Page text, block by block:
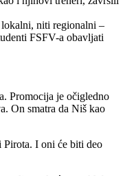
lokalni, niti regionalni –
FSFV-a obavljati
Promocija je očigledno
On smatra da Niš kao
Pirota. I oni će biti deo